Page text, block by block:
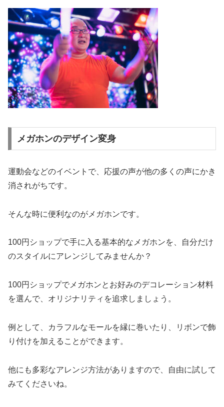
メガホンのデザイン変身
運動会などのイベントで、応援の声が他の多くの声にかき
消されがちです。
そんな時に便利なのがメガホンです。
100円ショップで手に入る基本的なメガホンを、自分だけ
のスタイルにアレンジしてみませんか？
100円ショップでメガホンとお好みのデコレーション材料
を選んで、オリジナリティを追求しましょう。
例として、カラフルなモールを縁に巻いたり、リボンで飾
り付けを加えることができます。
他にも多彩なアレンジ方法がありますので、自由に試して
みてくださいね。